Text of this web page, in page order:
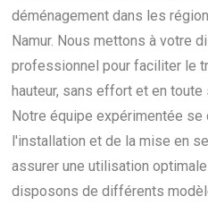
déménagement dans les
Namur. Nous mettons à votre
professionnel pour faciliter le
hauteur, sans effort et en toute
Notre équipe expérimentée se
l'installation et de la mise en
assurer une utilisation
disposons de différents